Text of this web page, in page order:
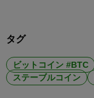
タグ
ビットコイン #BTC
ステーブルコイン